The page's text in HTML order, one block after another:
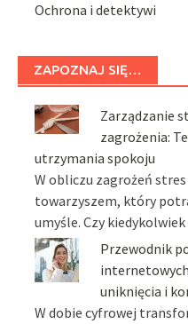
Ochrona i detektywi
ZAPOZNAJ SIĘ…
Zarządzanie
zagrożenia:
utrzymania spokoju
W obliczu zagrożeń
towarzyszem, który
umyśle. Czy
Przewodnik
uniknięcia i
W dobie cyfrowej